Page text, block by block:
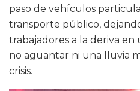
paso de vehículos
transporte público,
trabajadores a la deriva
no aguantar ni una lluvia
crisis.